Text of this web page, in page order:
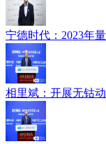
宁德时代：2023年
相里斌：开展无钴